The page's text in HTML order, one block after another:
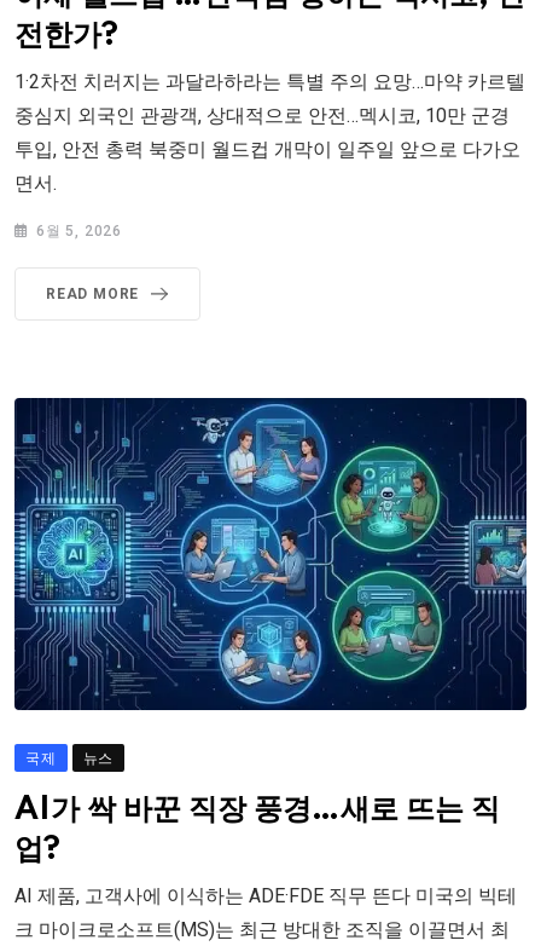
전한가?
1·2차전 치러지는 과달라하라는 특별 주의 요망…마약 카르텔
중심지 외국인 관광객, 상대적으로 안전…멕시코, 10만 군경
투입, 안전 총력 북중미 월드컵 개막이 일주일 앞으로 다가오
면서.
6월 5, 2026
READ MORE
국제 뉴스
AI가 싹 바꾼 직장 풍경…새로 뜨는 직
업?
AI 제품, 고객사에 이식하는 ADE·FDE 직무 뜬다 미국의 빅테
크 마이크로소프트(MS)는 최근 방대한 조직을 이끌면서 최